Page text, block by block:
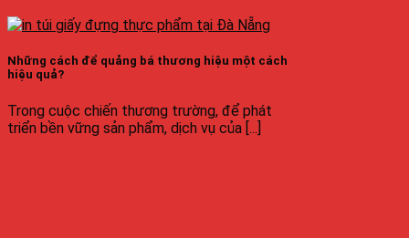
Những cách để quảng bá thương hiệu một cách
hiệu quả?
Trong cuộc chiến thương trường, để phát
triển bền vững sản phẩm, dịch vụ của [...]